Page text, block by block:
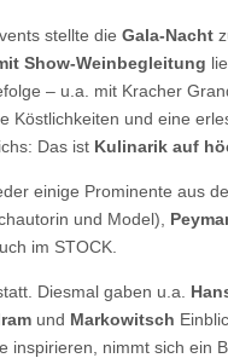
stellte die Gala-Nacht
Show-Weinbegleitung
– u.a. mit Kracher
Köstlichkeiten und eine
Das ist Kulinarik auf
einige Prominente aus
und Model),
im STOCK.
Diesmal gaben u.a.
und Markowitsch
nimmt sich ein